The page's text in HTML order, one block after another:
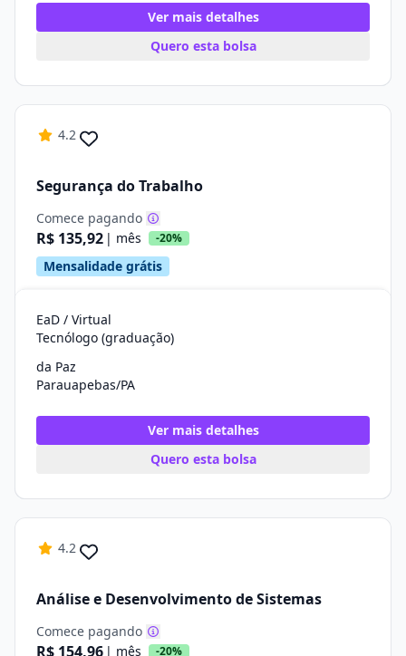
Ver mais detalhes
Quero esta bolsa
4.2
Segurança do Trabalho
Comece pagando
R$ 135,92 | mês -20%
Mensalidade grátis
EaD / Virtual
Tecnólogo (graduação)
da Paz
Parauapebas/PA
Ver mais detalhes
Quero esta bolsa
4.2
Análise e Desenvolvimento de Sistemas
Comece pagando
R$ 154,96 | mês -20%